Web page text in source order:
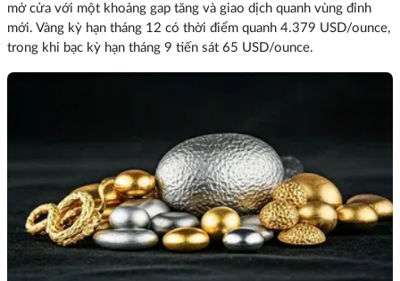
mở cửa với một khoảng gap tăng và giao dịch quanh vùng đỉnh
mới. Vàng kỳ hạn tháng 12 có thời điểm quanh 4.379 USD/ounce,
trong khi bạc kỳ hạn tháng 9 tiến sát 65 USD/ounce.